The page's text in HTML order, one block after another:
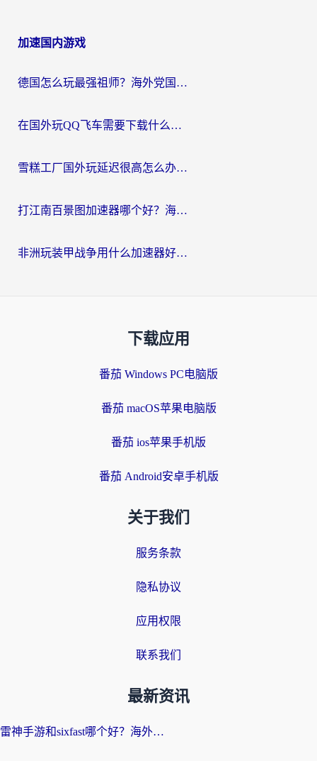
加速国内游戏
德国怎么玩最强祖师？海外党国服游戏加速器选择全攻略（附宝可梦Online实测）
在国外玩QQ飞车需要下载什么加速器呢？海外党亲测有效的国服游戏加速指南
雪糕工厂国外玩延迟很高怎么办？海外玩家国服游戏加速终极攻略（附实测推荐）
打江南百景图加速器哪个好？海外党踩坑N次后，终于找到不卡的秘诀
非洲玩装甲战争用什么加速器好？海外党亲测有效的国服游戏加速方案
下载应用
番茄 Windows PC电脑版
番茄 macOS苹果电脑版
番茄 ios苹果手机版
番茄 Android安卓手机版
关于我们
服务条款
隐私协议
应用权限
联系我们
最新资讯
雷神手游和sixfast哪个好？海外党亲测3款回国加速器，教你选对不踩坑